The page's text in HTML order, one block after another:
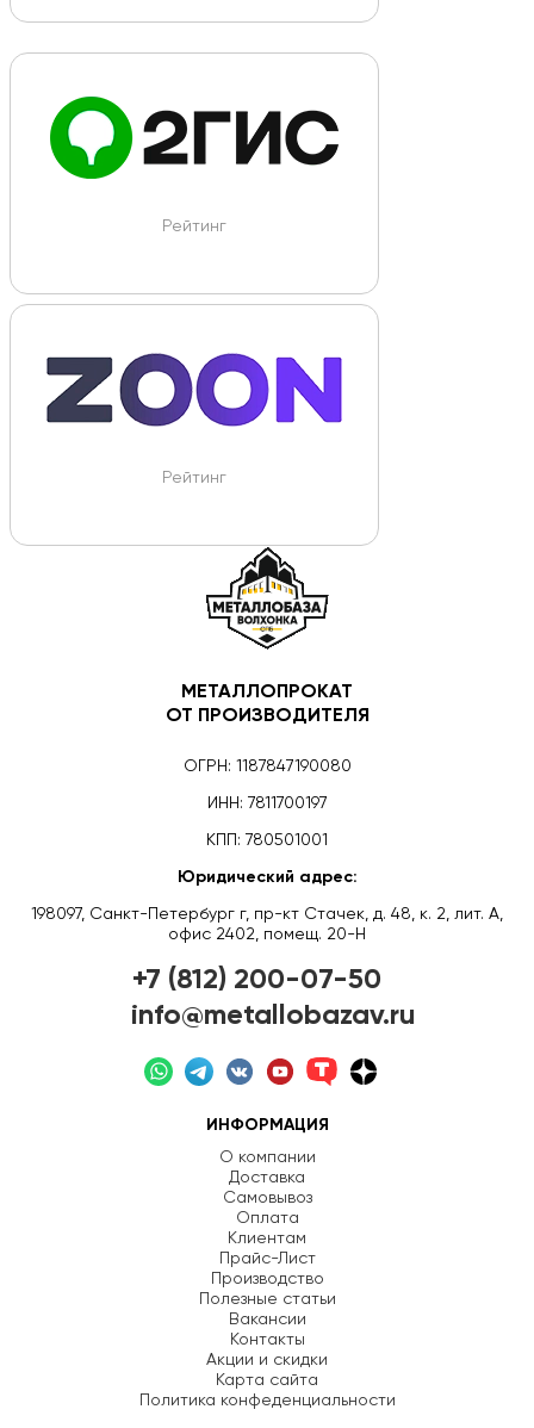
Рейтинг
Рейтинг
МЕТАЛЛОПРОКАТ
ОТ ПРОИЗВОДИТЕЛЯ
ОГРН: 1187847190080
ИНН: 7811700197
КПП: 780501001
Юридический адрес:
198097, Санкт-Петербург г, пр-кт Стачек, д. 48, к. 2, лит. А,
офис 2402, помещ. 20-Н
+7 (812) 200-07-50
info@metallobazav.ru
ИНФОРМАЦИЯ
О компании
Доставка
Самовывоз
Оплата
Клиентам
Прайс-Лист
Производство
Полезные статьи
Вакансии
Контакты
Акции и скидки
Карта сайта
Политика конфеденциальности